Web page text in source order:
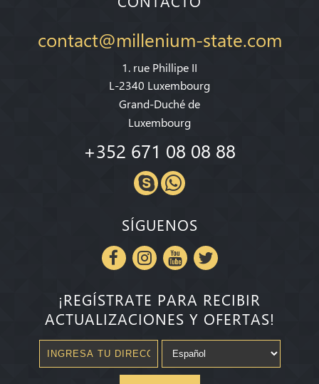
contact@millenium-state.com
1. rue Phillipe II
L-2340 Luxembourg
Grand-Duché de
Luxembourg
+352 671 08 08 88
SÍGUENOS
¡REGÍSTRATE PARA RECIBIR
ACTUALIZACIONES Y OFERTAS!